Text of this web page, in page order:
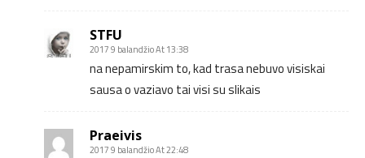
STFU
2017 9 balandžio At 13:38
na nepamirskim to, kad trasa nebuvo visiskai
sausa o vaziavo tai visi su slikais
Praeivis
2017 9 balandžio At 22:48